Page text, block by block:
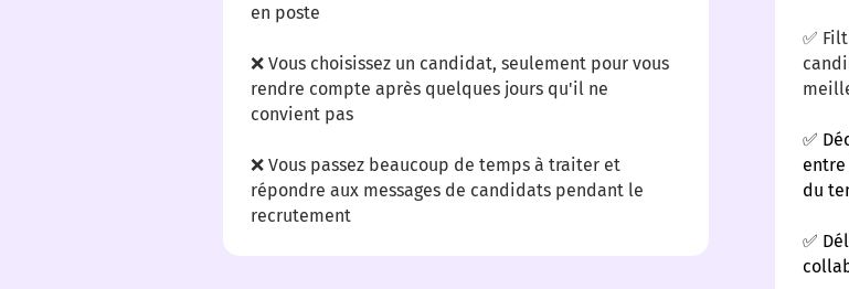
en poste
❌ Vous choisissez un candidat, seulement pour vous
rendre compte après quelques jours qu'il ne
convient pas
❌ Vous passez beaucoup de temps à traiter et
répondre aux messages de candidats pendant le
recrutement
✅
✅
du
✅